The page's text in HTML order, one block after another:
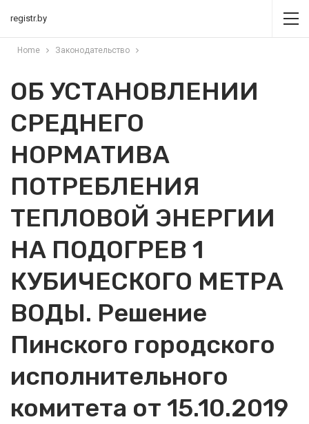
registr.by
Home Законодательство
ОБ УСТАНОВЛЕНИИ
СРЕДНЕГО
НОРМАТИВА
ПОТРЕБЛЕНИЯ
ТЕПЛОВОЙ ЭНЕРГИИ
НА ПОДОГРЕВ 1
КУБИЧЕСКОГО МЕТРА
ВОДЫ. Решение
Пинского городского
исполнительного
комитета от 15.10.2019